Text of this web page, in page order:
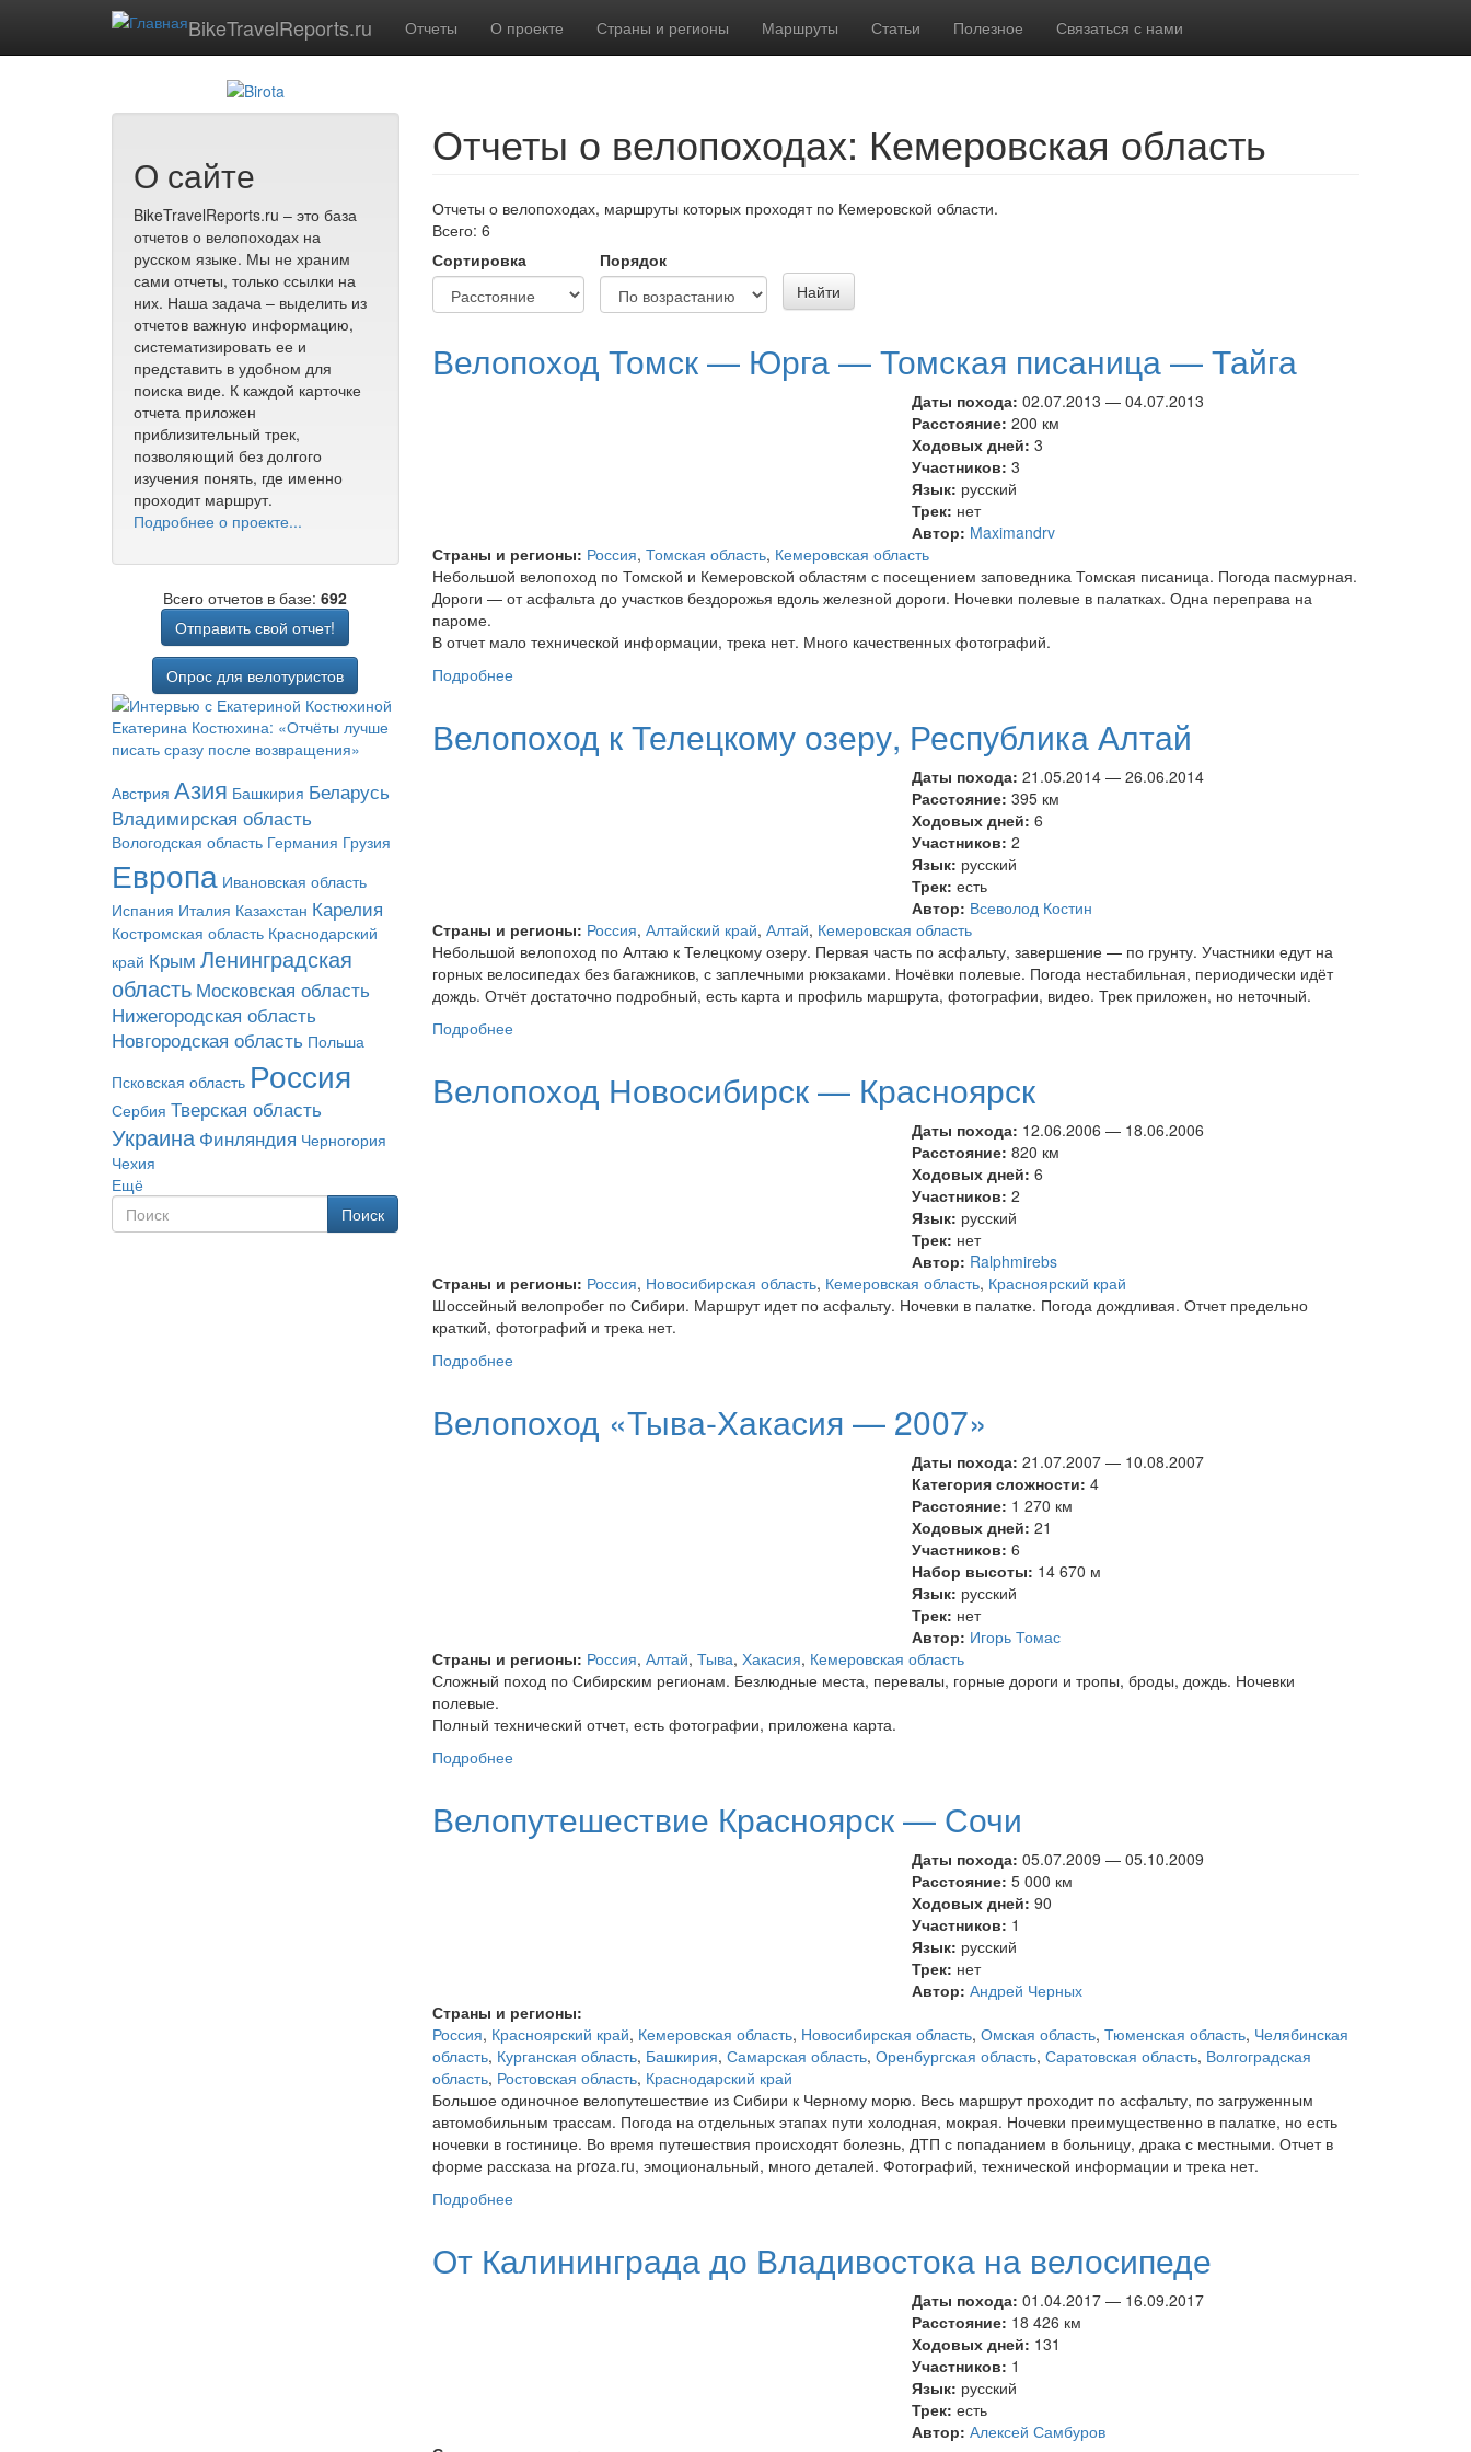
Перейти к основному содержанию
BikeTravelReports.ru Отчеты О проекте Страны и регионы Маршруты Статьи Полезное Связаться с нами
Отчеты о велопоходах: Кемеровская область
Отчеты о велопоходах, маршруты которых проходят по Кемеровской области.
Всего: 6
Сортировка
Порядок
Найти
Велопоход Томск — Юрга — Томская писаница — Тайга
Даты похода:02.07.2013 —04.07.2013
Расстояние:200 км
Ходовых дней:3
Участников:3
Язык: русский
Трек: нет
Автор: Maximandrv
Страны и регионы: Россия, Томская область, Кемеровская область
Небольшой велопоход по Томской и Кемеровской областям с посещением заповедника Томская писаница. Погода пасмурная.
Дороги — от асфальта до участков бездорожья вдоль железной дороги. Ночевки полевые в палатках. Одна переправа на
пароме.
В отчет мало технической информации, трека нет. Много качественных фотографий.
Подробнеео Велопоход Томск — Юрга — Томская писаница — Тайга
Велопоход к Телецкому озеру, Республика Алтай
Даты похода:21.05.2014 —26.06.2014
Расстояние:395 км
Ходовых дней:6
Участников:2
Язык: русский
Трек:есть
Автор: Всеволод Костин
Страны и регионы: Россия, Алтайский край, Алтай, Кемеровская область
Небольшой велопоход по Алтаю к Телецкому озеру. Первая часть по асфальту, завершение — по грунту. Участники едут на
горных велосипедах без багажников, с заплечными рюкзаками. Ночёвки полевые. Погода нестабильная, периодически идёт
дождь. Отчёт достаточно подробный, есть карта и профиль маршрута, фотографии, видео. Трек приложен, но неточный.
Подробнеео Велопоход к Телецкому озеру, Республика Алтай
Велопоход Новосибирск — Красноярск
Даты похода: 12.06.2006 — 18.06.2006
Расстояние:820 км
Ходовых дней:6
Участников:2
Язык: русский
Трек: нет
Автор: Ralphmirebs
Страны и регионы: Россия, Новосибирская область, Кемеровская область, Красноярский край
Шоссейный велопробег по Сибири. Маршрут идет по асфальту. Ночевки в палатке. Погода дождливая. Отчет предельно
краткий, фотографий и трека нет.
Подробнеео Велопоход Новосибирск — Красноярск
Велопоход «Тыва-Хакасия — 2007»
Даты похода:21.07.2007 — 10.08.2007
Категория сложности:4
Расстояние: 1 270 км
Ходовых дней:21
Участников:6
Набор высоты: 14 670 м
Язык: русский
Трек: нет
Автор: Игорь Томас
Страны и регионы: Россия, Алтай, Тыва, Хакасия, Кемеровская область
Сложный поход по Сибирским регионам. Безлюдные места, перевалы, горные дороги и тропы, броды, дождь. Ночевки
полевые.
Полный технический отчет, есть фотографии, приложена карта.
Подробнеео Велопоход «Тыва-Хакасия — 2007»
Велопутешествие Красноярск — Сочи
Даты похода:05.07.2009 —05.10.2009
Расстояние:5 000 км
Ходовых дней:90
Участников: 1
Язык: русский
Трек: нет
Автор:Андрей Черных
Страны и регионы:
Россия, Красноярский край, Кемеровская область, Новосибирская область, Омская область, Тюменская область, Челябинская
область, Курганская область, Башкирия, Самарская область, Оренбургская область, Саратовская область, Волгоградская
область, Ростовская область, Краснодарский край
Большое одиночное велопутешествие из Сибири к Черному морю. Весь маршрут проходит по асфальту, по загруженным
автомобильным трассам. Погода на отдельных этапах пути холодная, мокрая. Ночевки преимущественно в палатке, но есть
ночевки в гостинице. Во время путешествия происходят болезнь, ДТП с попаданием в больницу, драка с местными. Отчет в
форме рассказа на proza.ru, эмоциональный, много деталей. Фотографий, технической информации и трека нет.
Подробнеео Велопутешествие Красноярск — Сочи
От Калининграда до Владивостока на велосипеде
Даты похода:01.04.2017 — 16.09.2017
Расстояние: 18 426 км
Ходовых дней: 131
Участников: 1
Язык: русский
Трек:есть
Автор:Алексей Самбуров
О сайте
BikeTravelReports.ru – это база
отчетов о велопоходах на
русском языке. Мы не храним
сами отчеты, только ссылки на
них. Наша задача – выделить из
отчетов важную информацию,
систематизировать ее и
представить в удобном для
поиска виде. К каждой карточке
отчета приложен
приблизительный трек,
позволяющий без долгого
изучения понять, где именно
проходит маршрут.
Подробнее о проекте...
Всего отчетов в базе:692
Отправить свой отчет!
Опрос для велотуристов
Екатерина Костюхина: «Отчёты лучше
писать сразу после возвращения»
Австрия Азия Башкирия Беларусь
Владимирская область
Вологодская область Германия Грузия
Европа Ивановская область
Испания Италия Казахстан Карелия
Костромская область Краснодарский
край Крым Ленинградская
область Московская область
Нижегородская область
Новгородская область Польша
Псковская область Россия
Сербия Тверская область
Украина Финляндия Черногория
Чехия
Ещё
Форма поиска Поиск